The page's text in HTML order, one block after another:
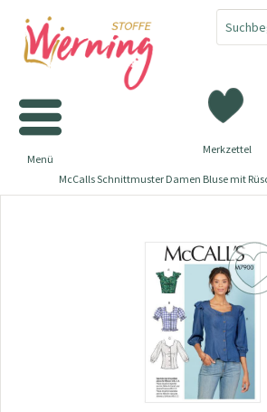
Merkzettel
Menü
McCalls Schnittmuster Damen Bluse mit